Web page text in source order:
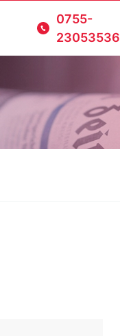
0755-
23053536